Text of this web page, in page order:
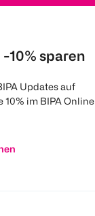
10% sparen
Updates auf
10% im BIPA Online